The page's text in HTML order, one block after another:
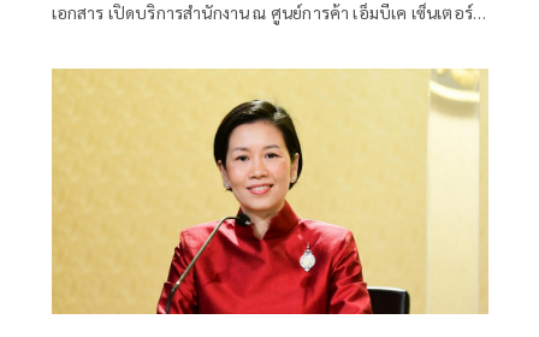
เอกสาร เปิดบริการสำนักงาน ณ ศูนย์การค้า เอ็มบีเค เซ็นเตอร์
MRT คลองเตย 25 ก.พ. นี้